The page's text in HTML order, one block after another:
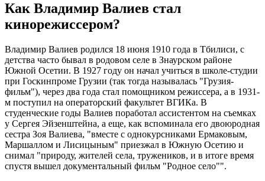
Как Владимир Валиев стал
кинорежиссером?
Владимир Валиев родился 18 июня 1910 года в Тбилиси, с
детства часто бывал в родовом селе в Знаурском районе
Южной Осетии. В 1927 году он начал учиться в школе-студии
при Госкинпроме Грузии (так тогда называлась "Грузия-
фильм"), через два года стал помощником режиссера, а в 1931-
м поступил на операторский факультет ВГИКа. В
студенческие годы Валиев поработал ассистентом на съемках
у Сергея Эйзенштейна, а еще, как вспоминала его двоюродная
сестра Зоя Валиева, "вместе с однокурсниками Ермаковым,
Маршаллом и Лисицыным" приезжал в Южную Осетию и
снимал "природу, жителей села, тружеников, и в итоге время
спустя вышел документальный фильм "Родное село"".